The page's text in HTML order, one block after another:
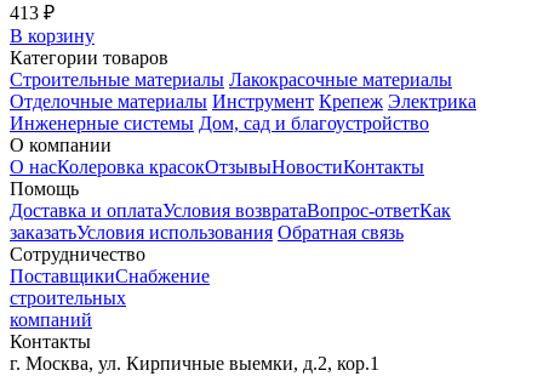
413 ₽
В корзину
Категории товаров
Строительные материалы Лакокрасочные материалы
Отделочные материалы Инструмент Крепеж Электрика
Инженерные системы Дом, сад и благоустройство
О компании
О насКолеровка красокОтзывыНовостиКонтакты
Помощь
Доставка и оплатаУсловия возвратаВопрос-ответКак
заказатьУсловия использования Обратная связь
Сотрудничество
ПоставщикиСнабжение
строительных
компаний
Контакты
г. Москва, ул. Кирпичные выемки, д.2, кор.1